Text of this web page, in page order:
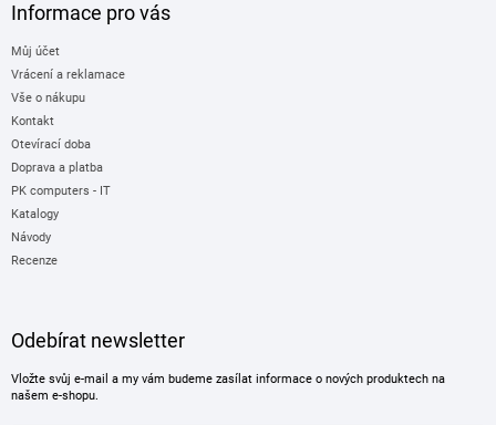
Informace pro vás
Můj účet
Vrácení a reklamace
Vše o nákupu
Kontakt
Otevírací doba
Doprava a platba
PK computers - IT
Katalogy
Návody
Recenze
Odebírat newsletter
Vložte svůj e-mail a my vám budeme zasílat informace o nových produktech na
našem e-shopu.